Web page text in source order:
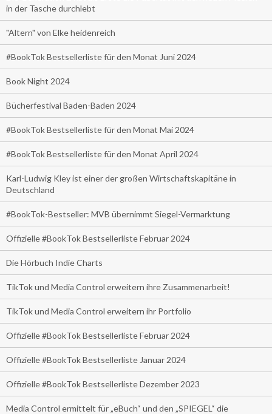
in der Tasche durchlebt
"Altern" von Elke heidenreich
#BookTok Bestsellerliste für den Monat Juni 2024
Book Night 2024
Bücherfestival Baden-Baden 2024
#BookTok Bestsellerliste für den Monat Mai 2024
#BookTok Bestsellerliste für den Monat April 2024
Karl-Ludwig Kley ist einer der großen Wirtschaftskapitäne in
Deutschland
#BookTok-Bestseller: MVB übernimmt Siegel-Vermarktung
Offizielle #BookTok Bestsellerliste Februar 2024
Die Hörbuch Indie Charts
TikTok und Media Control erweitern ihre Zusammenarbeit!
TikTok und Media Control erweitern ihr Portfolio
Offizielle #BookTok Bestsellerliste Februar 2024
Offizielle #BookTok Bestsellerliste Januar 2024
Offizielle #BookTok Bestsellerliste Dezember 2023
Media Control ermittelt für „eBuch“ und den „SPIEGEL“ die